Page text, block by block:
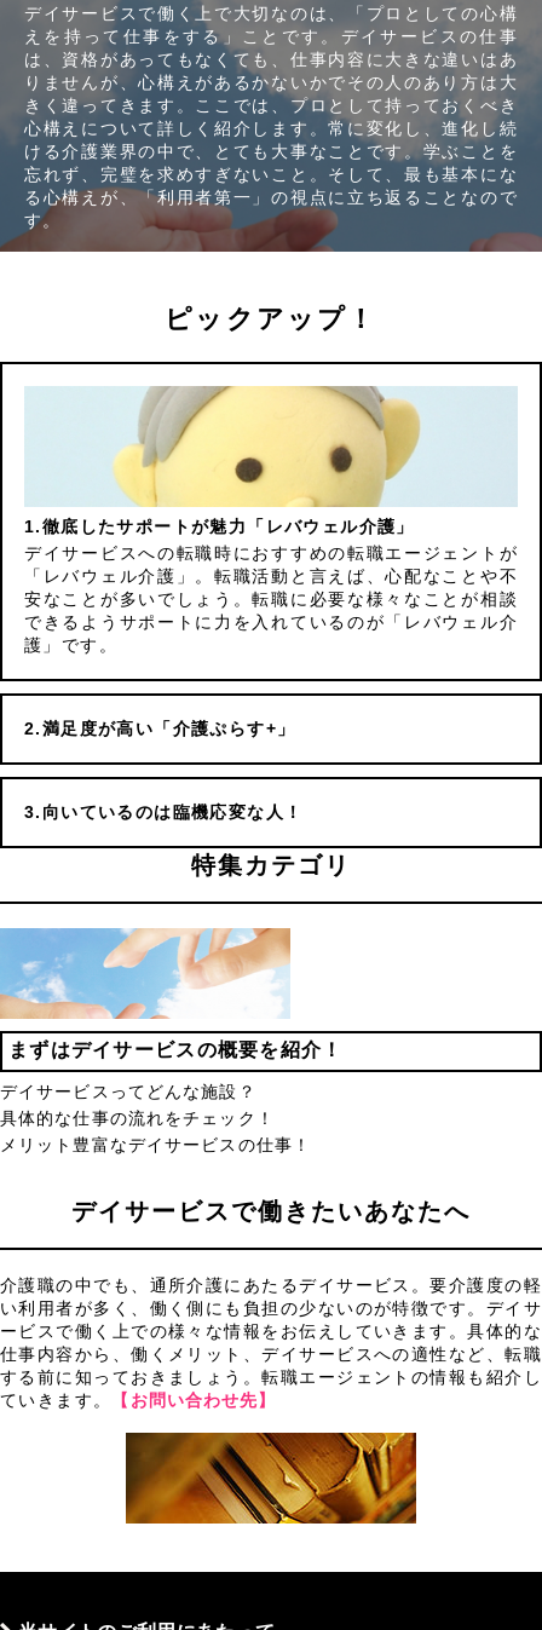
デイサービスで働く上で大切なのは、「プロとしての心構
えを持って仕事をする」ことです。デイサービスの仕事
は、資格があってもなくても、仕事内容に大きな違いはあ
りませんが、心構えがあるかないかでその人のあり方は大
きく違ってきます。ここでは、プロとして持っておくべき
心構えについて詳しく紹介します。常に変化し、進化し続
ける介護業界の中で、とても大事なことです。学ぶことを
忘れず、完璧を求めすぎないこと。そして、最も基本にな
る心構えが、「利用者第一」の視点に立ち返ることなので
す。
ピックアップ！
徹底したサポートが魅力「レバウェル介護」
デイサービスへの転職時におすすめの転職エージェントが
「レバウェル介護」。転職活動と言えば、心配なことや不
安なことが多いでしょう。転職に必要な様々なことが相談
できるようサポートに力を入れているのが「レバウェル介
護」です。
満足度が高い「介護ぷらす+」
向いているのは臨機応変な人！
特集カテゴリ
まずはデイサービスの概要を紹介！
デイサービスってどんな施設？
具体的な仕事の流れをチェック！
メリット豊富なデイサービスの仕事！
デイサービスで働きたいあなたへ
介護職の中でも、通所介護にあたるデイサービス。要介護度の軽
い利用者が多く、働く側にも負担の少ないのが特徴です。デイサ
ービスで働く上での様々な情報をお伝えしていきます。具体的な
仕事内容から、働くメリット、デイサービスへの適性など、転職
する前に知っておきましょう。転職エージェントの情報も紹介し
ていきます。
【お問い合わせ先】